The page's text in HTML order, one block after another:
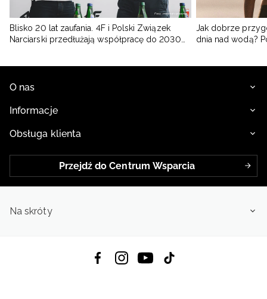
Blisko 20 lat zaufania. 4F i Polski Związek
Narciarski przedłużają współpracę do 2030
Jak dobrze
dnia nad wodą?
O nas
Informacje
Obsługa klienta
Przejdź do Centrum Wsparcia
Na skróty